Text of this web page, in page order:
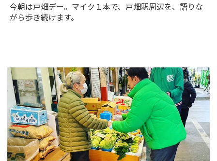
今朝は戸畑デー。マイク１本で、戸畑駅周辺を、語りな
がら歩き続けます。